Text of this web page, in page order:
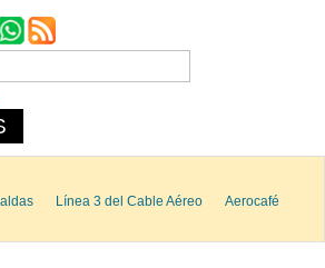
Línea 3 del Cable Aéreo
Aerocafé